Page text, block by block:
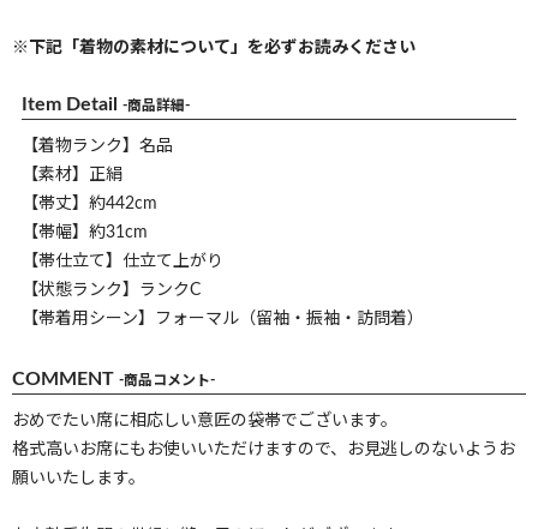
※下記「着物の素材について」を必ずお読みください
Item Detail -商品詳細-
【着物ランク】名品
【素材】正絹
【帯丈】約442cm
【帯幅】約31cm
【帯仕立て】仕立て上がり
【状態ランク】ランクC
【帯着用シーン】フォーマル（留袖・振袖・訪問着）
COMMENT -商品コメント-
おめでたい席に相応しい意匠の袋帯でございます。
格式高いお席にもお使いいただけますので、お見逃しのないようお
願いいたします。